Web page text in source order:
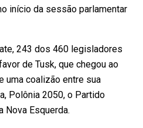
início da sessão parlamentar
243 dos 460 legisladores
de Tusk, que chegou ao
uma coalizão entre sua
Polônia 2050, o Partido
Nova Esquerda.